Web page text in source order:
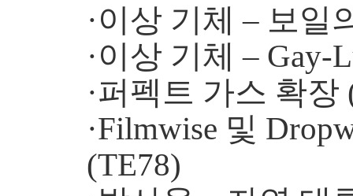
·이상 기체 – 보일
·이상 기체 – Gay-
·퍼펙트 가스 확장
·Filmwise 및
(TE78)